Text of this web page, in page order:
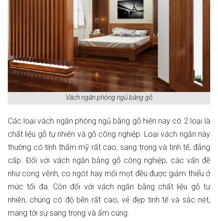
Vách ngăn phòng ngủ bằng gỗ
Các loại vách ngăn phòng ngủ bằng gỗ hiện nay có 2 loại là
chất liệu gỗ tự nhiên và gỗ công nghiệp. Loại vách ngăn này
thường có tính thẩm mỹ rất cao, sang trọng và tinh tế, đẳng
cấp. Đối với vách ngăn bằng gỗ công nghiệp, các vấn đề
như cong vênh, co ngót hay mối mọt đều được giảm thiểu ở
mức tối đa. Còn đối với vách ngăn bằng chất liệu gỗ tự
nhiên, chúng có độ bền rất cao, vẻ đẹp tinh tế và sắc nét,
mang tới sự sang trọng và ấm cúng.